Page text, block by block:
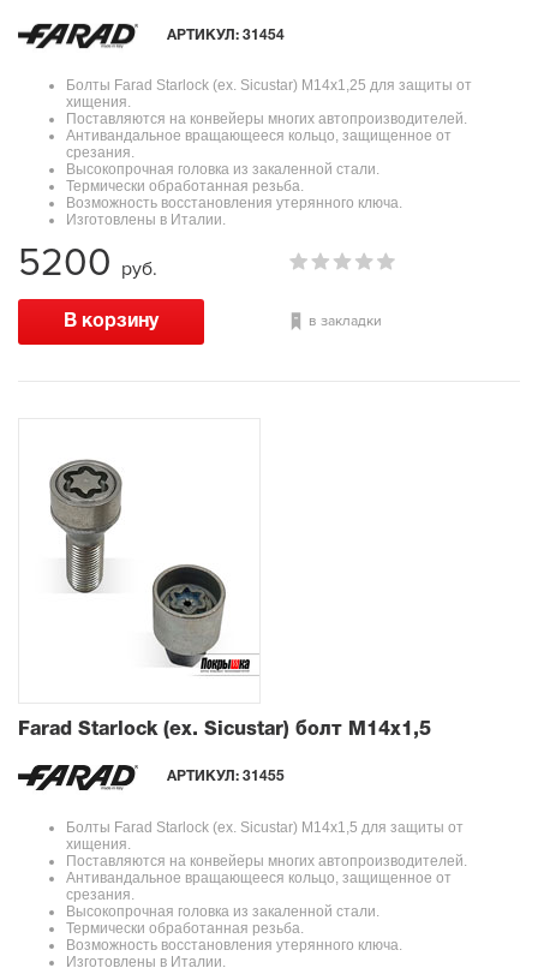
АРТИКУЛ: 31454
Болты Farad Starlock (ex. Sicustar) М14x1,25 для защиты от
хищения.
Поставляются на конвейеры многих автопроизводителей.
Антивандальное вращающееся кольцо, защищенное от
срезания.
Высокопрочная головка из закаленной стали.
Термически обработанная резьба.
Возможность восстановления утерянного ключа.
Изготовлены в Италии.
в закладки
5200 руб.
Farad Starlock (ex. Sicustar) болт М14x1,5
АРТИКУЛ: 31455
Болты Farad Starlock (ex. Sicustar) М14x1,5 для защиты от
хищения.
Поставляются на конвейеры многих автопроизводителей.
Антивандальное вращающееся кольцо, защищенное от
срезания.
Высокопрочная головка из закаленной стали.
Термически обработанная резьба.
Возможность восстановления утерянного ключа.
Изготовлены в Италии.